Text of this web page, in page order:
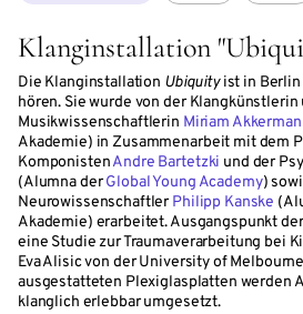
Klanginstallation
Die Klanginstallation Ubiquityist in Berlin
hören. Sie wurde von der Klangkünstlerin
Musikwissenschaftlerin Miriam
Akademie) in Zusammenarbeit mit dem
KomponistenAndre Bartetzki und der
(Alumna derGlobal Young Academy)
NeurowissenschaftlerPhilipp Kanske
Akademie) erarbeitet. Ausgangspunkt
eine Studie zur Traumaverarbeitung bei
Eva Alisic von der University of
ausgestatteten Plexiglasplatten werden
klanglich erlebbar umgesetzt.